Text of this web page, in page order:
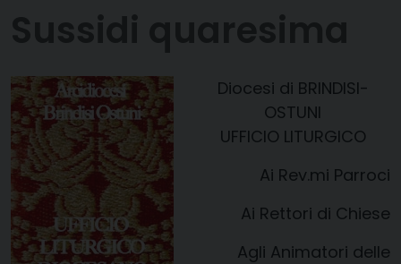
Diocesi di BRINDISI-
OSTUNI
UFFICIO LITURGICO
​​​​Ai Rev.mi Parroci
Ai Rettori di Chiese
Agli Animatori delle